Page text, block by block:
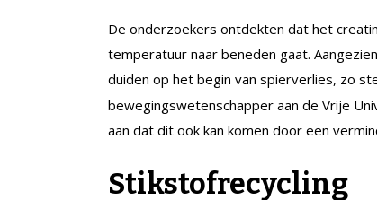
De onderzoekers ontdekten dat het
temperatuur naar beneden gaat.
duiden op het begin van spierverlies, zo
bewegingswetenschapper aan de Vrije
aan dat dit ook kan komen door een
Stikstofrecycling